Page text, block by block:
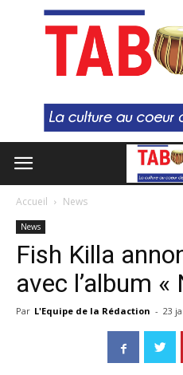
Accueil News
News
Fish Killa
avec l’album
Par L'Equipe de la Rédaction - 23